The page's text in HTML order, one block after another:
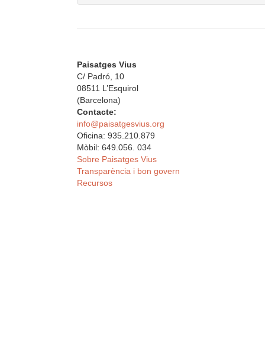
Paisatges Vius
C/ Padró, 10
08511 L’Esquirol
(Barcelona)
Contacte:
info@paisatgesvius.org
Oficina: 935.210.879
Mòbil: 649.056. 034
Sobre Paisatges Vius
Transparència i bon govern
Recursos